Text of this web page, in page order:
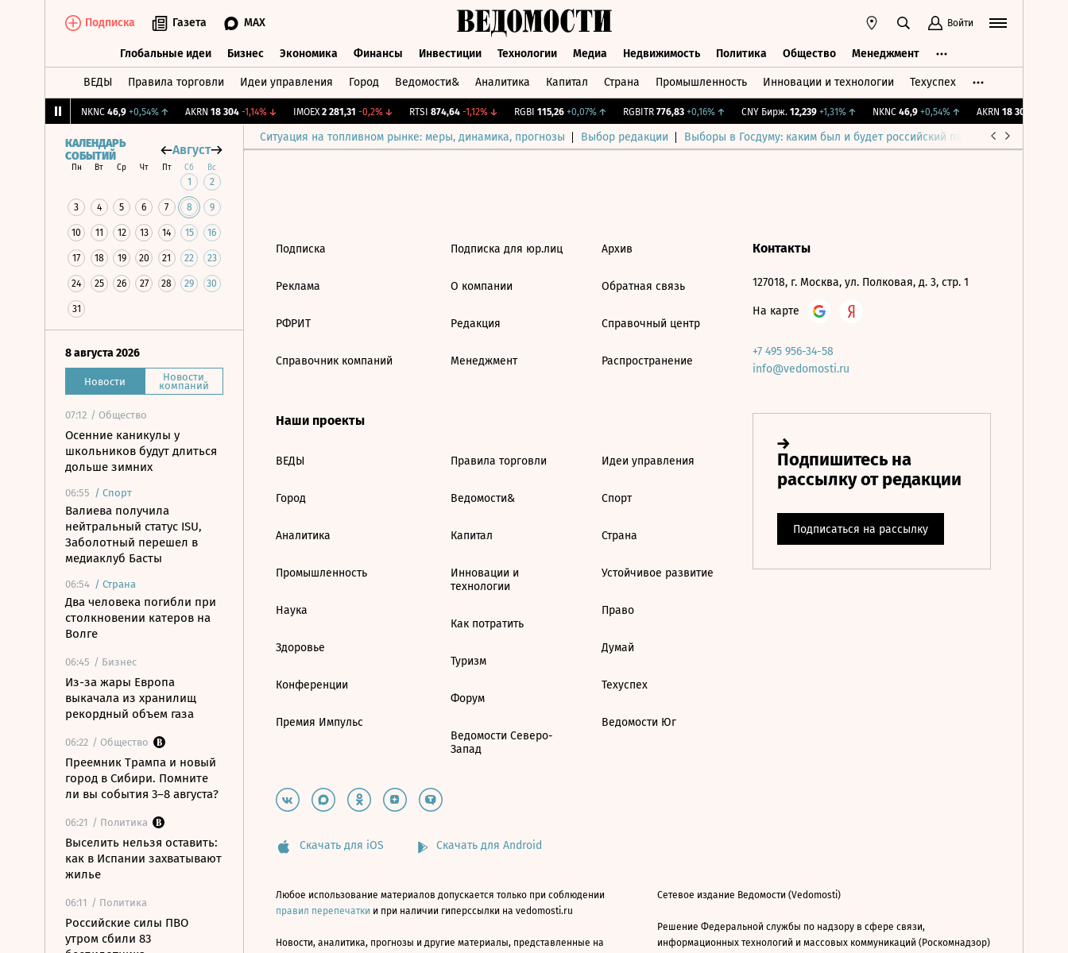
Подписка Газета MAX Войти
Глобальные идеи Бизнес Экономика Финансы Инвестиции Технологии Медиа Недвижимость Политика Общество Менеджмент
ВЕДЫ Правила торговли Идеи управления Город Ведомости& Аналитика Капитал Страна Промышленность Инновации и технологии Техуспех
NKNC 46,9 +0,54%↑ AKRN 18 304 -1,14%↓ IMOEX 2 281,31 -0,2%↓ RTSI 874,64 -1,12%↓ RGBI 115,26 +0,07%↑ RGBITR 776,83 +0,16%↑ CNY Бирж. 12,239 +1,31%↑ NKNC 46,9 +0,54%↑ AKRN 18 304
Ситуация на топливном рынке: меры, динамика, прогнозы Выбор редакции Выборы в Госдуму: каким был и будет российский парламент
КАЛЕНДАРЬ
СОБЫТИЙ
Август
Пн Вт Ср Чт Пт Сб Вс
1 2
3 4 5 6 7 8 9
10 11 12 13 14 15 16
17 18 19 20 21 22 23
24 25 26 27 28 29 30
31
8 августа 2026
Новости Новости
компаний
07:12 / Общество
Осенние каникулы у
школьников будут длиться
дольше зимних
06:55 / Спорт
Валиева получила
нейтральный статус ISU,
Заболотный перешел в
медиаклуб Басты
06:54 / Страна
Два человека погибли при
столкновении катеров на
Волге
06:45 / Бизнес
Из-за жары Европа
выкачала из хранилищ
рекордный объем газа
06:22 / Общество
Преемник Трампа и новый
город в Сибири. Помните
ли вы события 3–8 августа?
06:21 / Политика
Выселить нельзя оставить:
как в Испании захватывают
жилье
06:11 / Политика
Российские силы ПВО
утром сбили 83
Подписка
Реклама
РФРИТ
Справочник компаний
Подписка для юр.лиц
О компании
Редакция
Менеджмент
Архив
Обратная связь
Справочный центр
Распространение
Наши проекты
ВЕДЫ
Город
Аналитика
Промышленность
Наука
Здоровье
Конференции
Премия Импульс
Правила торговли
Ведомости&
Капитал
Инновации и
технологии
Как потратить
Туризм
Форум
Ведомости Северо-
Запад
Идеи управления
Спорт
Страна
Устойчивое развитие
Право
Думай
Техуспех
Ведомости Юг
Контакты
127018, г. Москва, ул. Полковая, д. 3, стр. 1
На карте
+7 495 956-34-58
info@vedomosti.ru
Скачать для iOS Скачать для Android
Любое использование материалов допускается только при соблюдении
правил перепечатки и при наличии гиперссылки на vedomosti.ru
Новости, аналитика, прогнозы и другие материалы, представленные на
Сетевое издание Ведомости (Vedomosti)
Решение Федеральной службы по надзору в сфере связи,
информационных технологий и массовых коммуникаций (Роскомнадзор)